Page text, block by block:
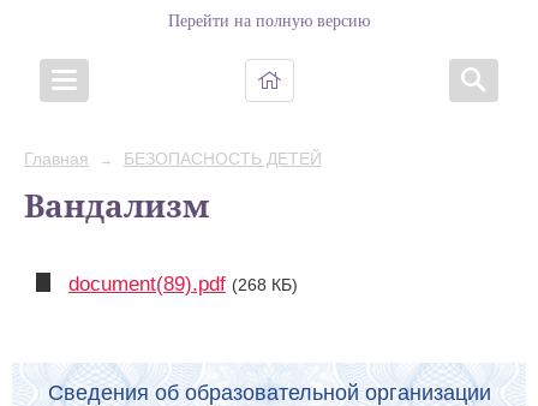
Перейти на полную версию
Главная → БЕЗОПАСНОСТЬ ДЕТЕЙ
Вандализм
document(89).pdf (268 КБ)
Сведения об образовательной организации